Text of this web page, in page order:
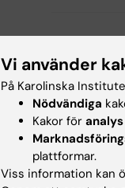
Cell- och
Lena
Redaktör:Linda
Sidan
Vi använder
På Karolinska
Nödvändiga
Kakor för analys
plattformar.
Viss information kan